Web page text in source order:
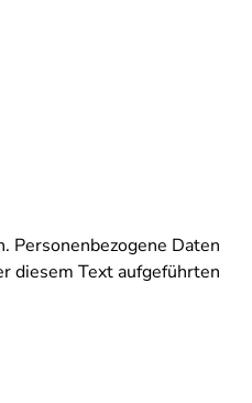
Personenbezogene Daten
diesem Text aufgeführten